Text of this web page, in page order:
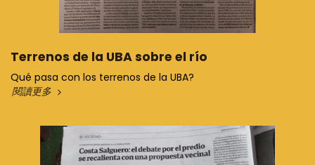
Terrenos de la UBA sobre el río
Qué pasa con los terrenos de la UBA?
閱讀更多